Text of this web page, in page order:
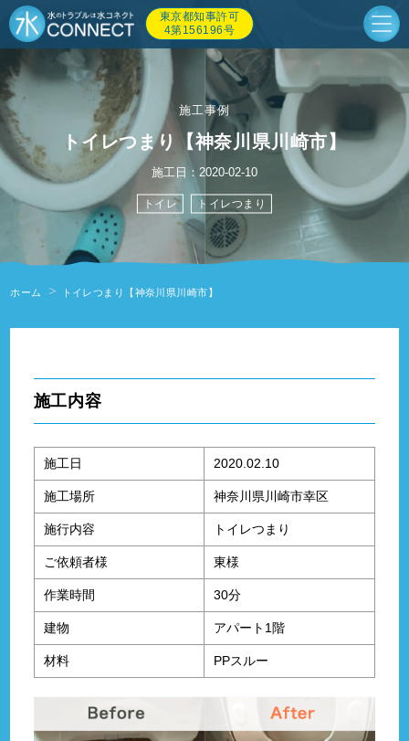
東京都知事許可
4第156196号
施工事例
トイレつまり【神奈川県川崎市】
施工日：2020-02-10
トイレ トイレつまり
ホーム トイレつまり【神奈川県川崎市】
施工内容
施工日 2020.02.10
施工場所 神奈川県川崎市幸区
施行内容 トイレつまり
ご依頼者様 東様
作業時間 30分
建物 アパート1階
材料 PPスルー